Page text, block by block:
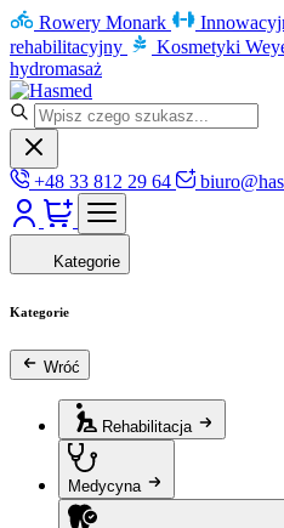
Rowery Monark
rehabilitacyjny
Kosmetyki
hydromasaż
+48 33 812 29 64
Kategorie
Kategorie
Wróć
Rehabilitacja
Medycyna